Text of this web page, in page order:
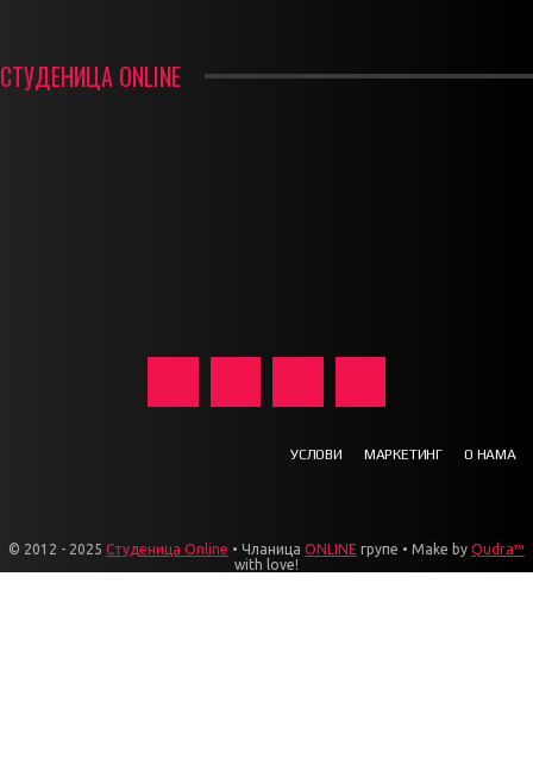
СТУДЕНИЦА ONLINE
УСЛОВИ МАРКЕТИНГ О НАМА
© 2012 - 2025 Студеница Online • Чланица ONLINE групе • Make by Qudra™
with love!